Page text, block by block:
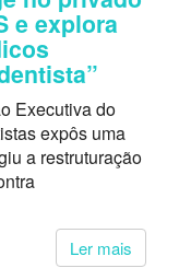
e explora
Executiva do
expôs uma
a restruturação
Ler mais